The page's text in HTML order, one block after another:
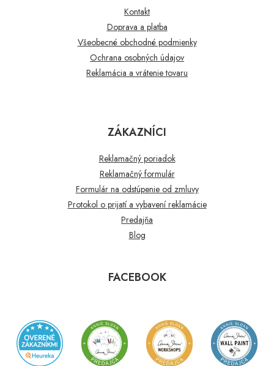
Kontakt
Doprava a platba
Všeobecné obchodné podmienky
Ochrana osobných údajov
Reklamácia a vrátenie tovaru
ZÁKAZNÍCI
Reklamačný poriadok
Reklamačný formulár
Formulár na odstúpenie od zmluvy
Protokol o prijatí a vybavení reklamácie
Predajňa
Blog
FACEBOOK